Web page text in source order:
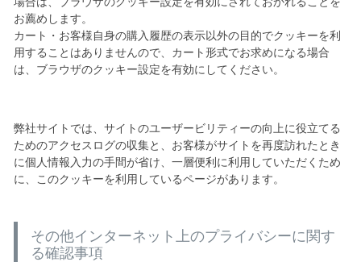
お薦めします。
カート・お客様自身の購入履歴の表示以外の目的でクッキーを利
用することはありませんので、カート形式でお求めになる場合
は、ブラウザのクッキー設定を有効にしてください。
弊社サイトでは、サイトのユーザービリティーの向上に役立てる
ためのアクセスログの収集と、お客様がサイトを再度訪れたとき
に個人情報入力の手間が省け、一層便利に利用していただくため
に、このクッキーを利用しているページがあります。
その他インターネット上のプライバシーに関す
る確認事項